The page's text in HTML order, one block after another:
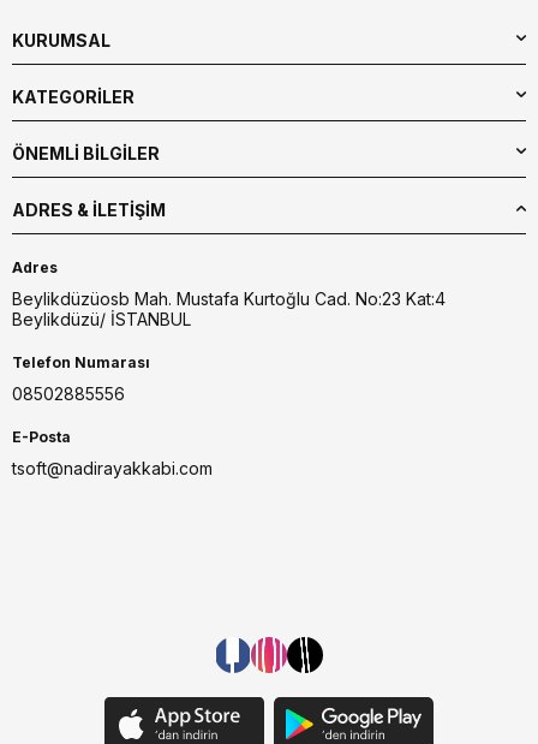
KURUMSAL
KATEGORİLER
ÖNEMLİ BİLGİLER
ADRES & İLETIŞIM
Adres
Beylikdüzüosb Mah. Mustafa Kurtoğlu Cad. No:23 Kat:4
Beylikdüzü/ İSTANBUL
Telefon Numarası
08502885556
E-Posta
tsoft@nadirayakkabi.com